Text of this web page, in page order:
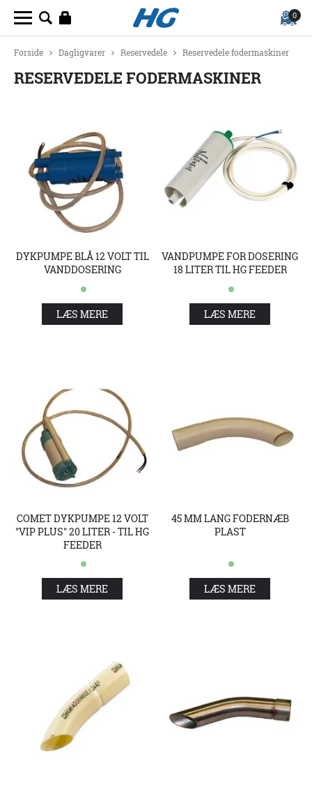
0
Forside Dagligvarer Reservedele Reservedele fodermaskiner
RESERVEDELE FODERMASKINER
DYKPUMPE BLÅ 12 VOLT TIL
VANDDOSERING
LÆS MERE
VANDPUMPE FOR DOSERING
18 LITER TIL HG FEEDER
LÆS MERE
COMET DYKPUMPE 12 VOLT
"VIP PLUS" 20 LITER - TIL HG
FEEDER
LÆS MERE
45 MM LANG FODERNÆB
PLAST
LÆS MERE